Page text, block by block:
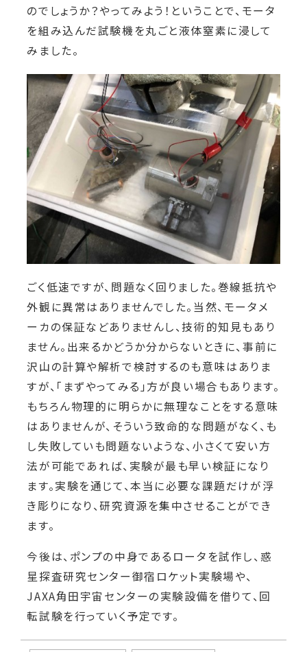
のでしょうか？やってみよう！ということで、モータ
を組み込んだ試験機を丸ごと液体窒素に浸して
みました。
ごく低速ですが、問題なく回りました。巻線抵抗や
外観に異常はありませんでした。当然、モータメ
ーカの保証などありませんし、技術的知見もあり
ません。出来るかどうか分からないときに、事前に
沢山の計算や解析で検討するのも意味はありま
すが、「まずやってみる」方が良い場合もあります。
もちろん物理的に明らかに無理なことをする意味
はありませんが、そういう致命的な問題がなく、も
し失敗していも問題ないような、小さくて安い方
法が可能であれば、実験が最も早い検証になり
ます。実験を通じて、本当に必要な課題だけが浮
き彫りになり、研究資源を集中させることができ
ます。
今後は、ポンプの中身であるロータを試作し、惑
星探査研究センター御宿ロケット実験場や、
JAXA角田宇宙センターの実験設備を借りて、回
転試験を行っていく予定です。